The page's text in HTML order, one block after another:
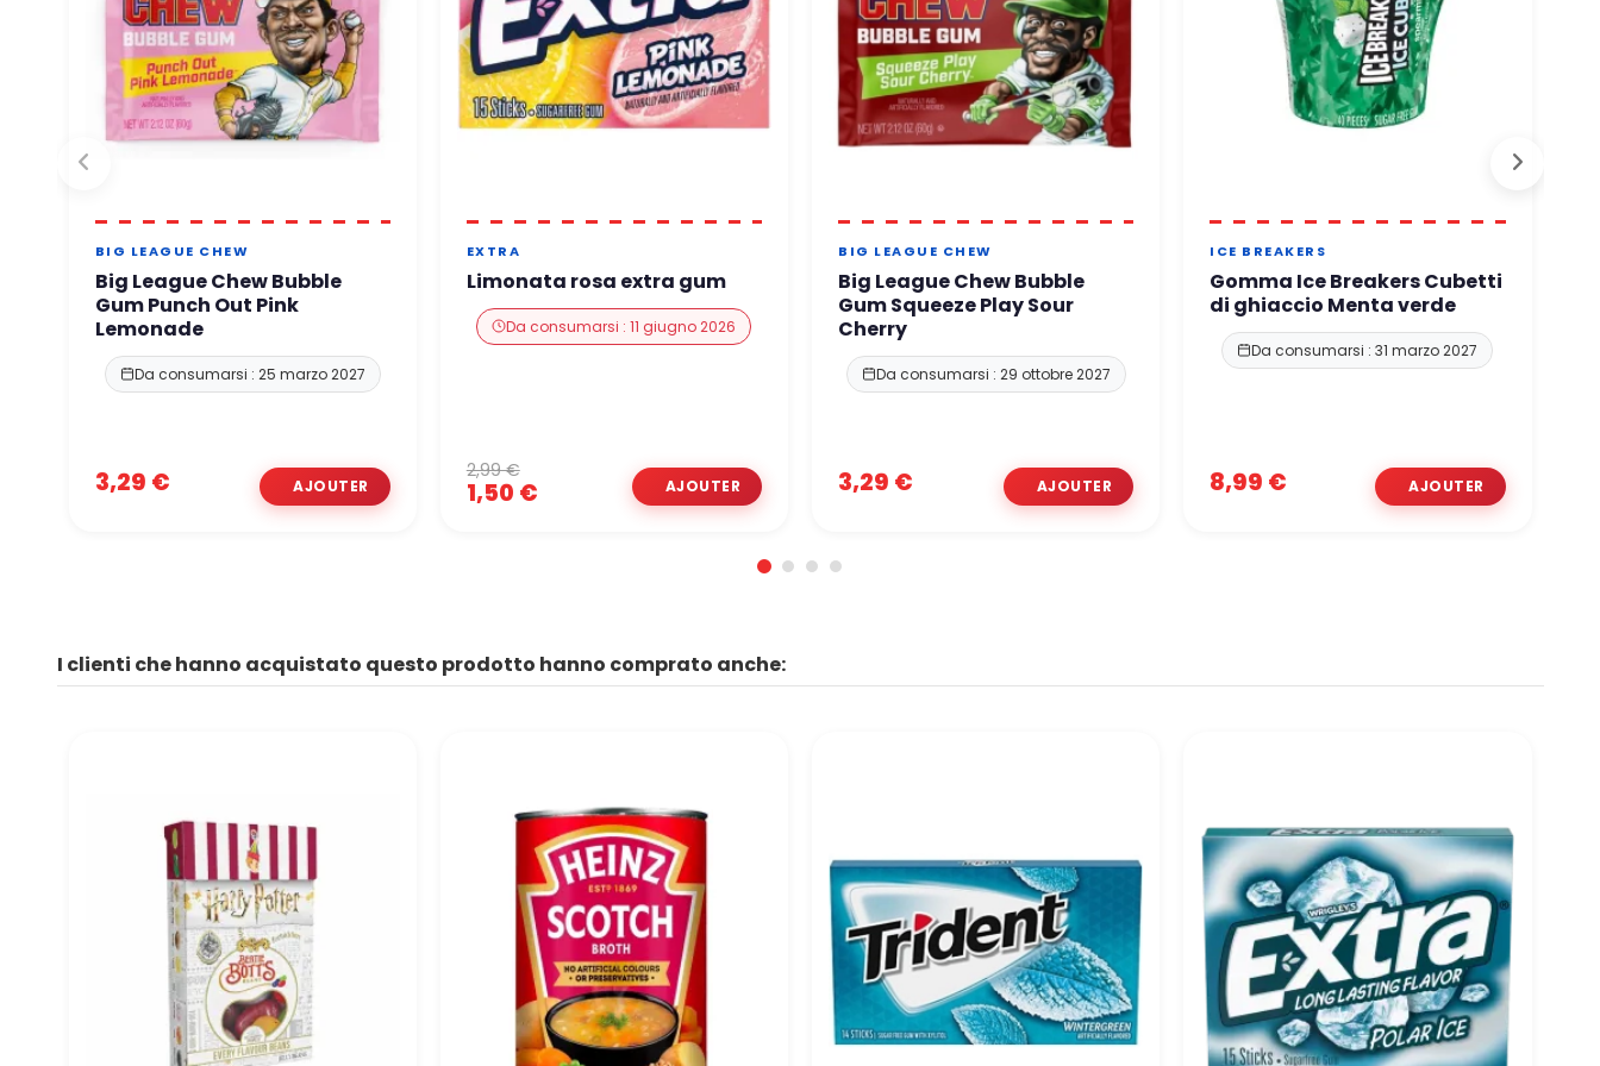
BIG LEAGUE CHEW
Big League Chew Bubble
Gum Punch Out Pink
Lemonade
Da consumarsi : 25 marzo 2027
3,29 €
EXTRA
Limonata rosa extra gum
Da consumarsi : 11 giugno 2026
1,50 €
2,99 €
BIG LEAGUE CHEW
Big League Chew Bubble
Gum Squeeze Play Sour
Cherry
Da consumarsi : 29 ottobre 2027
3,29 €
ICE BREAKERS
Gomma Ice Breakers Cubetti
di ghiaccio Menta verde
Da consumarsi : 31 marzo 2027
8,99 €
I clienti che hanno acquistato questo prodotto hanno comprato anche: